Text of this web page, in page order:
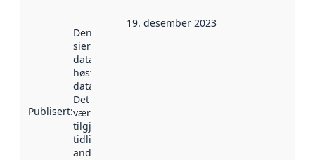
Publisert:
Denne datoen
sier når
datasettet ble
høstet av
data.norge.no.
Det kan ha
vært
tilgjengelig
tidligere
andre steder.
19. desember 2023